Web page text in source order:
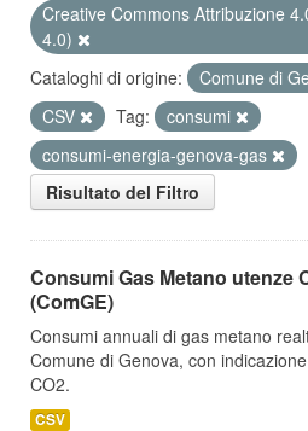
Creative Commons Attribuzione
4.0)
Cataloghi di origine:
Comune di
CSV
Tag:
consumi
consumi-energia-genova-gas
Risultato del Filtro
Consumi Gas Metano utenze
(ComGE)
Consumi annuali di gas metano
Comune di Genova, con
CO2.
CSV